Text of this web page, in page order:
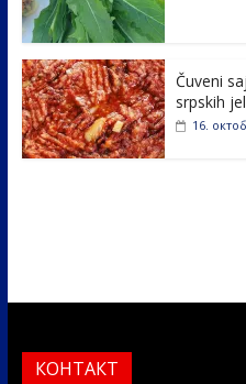
Čuveni
srpskih
16.
КОНТАКТ